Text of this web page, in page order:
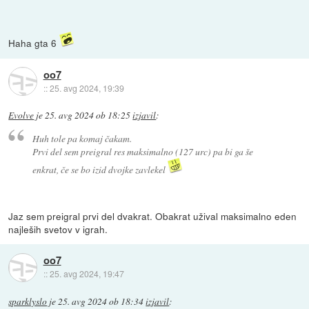
Haha gta 6
oo7
::25. avg 2024, 19:39
Evolve je25. avg 2024 ob 18:25izjavil:
Huh tole pa komaj čakam.
Prvi del sem preigral res maksimalno (127 urc) pa bi ga še
enkrat, če se bo izid dvojke zavlekel
Jaz sem preigral prvi del dvakrat. Obakrat užival maksimalno eden
najleših svetov v igrah.
oo7
::25. avg 2024, 19:47
sparklyslo je25. avg 2024 ob 18:34izjavil: